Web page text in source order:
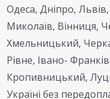
Одеса, Дніпро,
Миколаїв, Вінниця,
Хмельницький,
Рівне, Івано-
Кропивницький,
Україні без